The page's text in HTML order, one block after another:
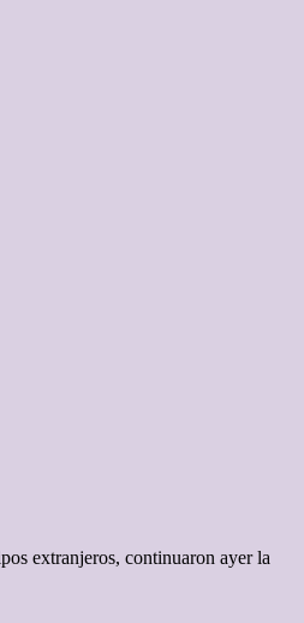
extranjeros, continuaron ayer la